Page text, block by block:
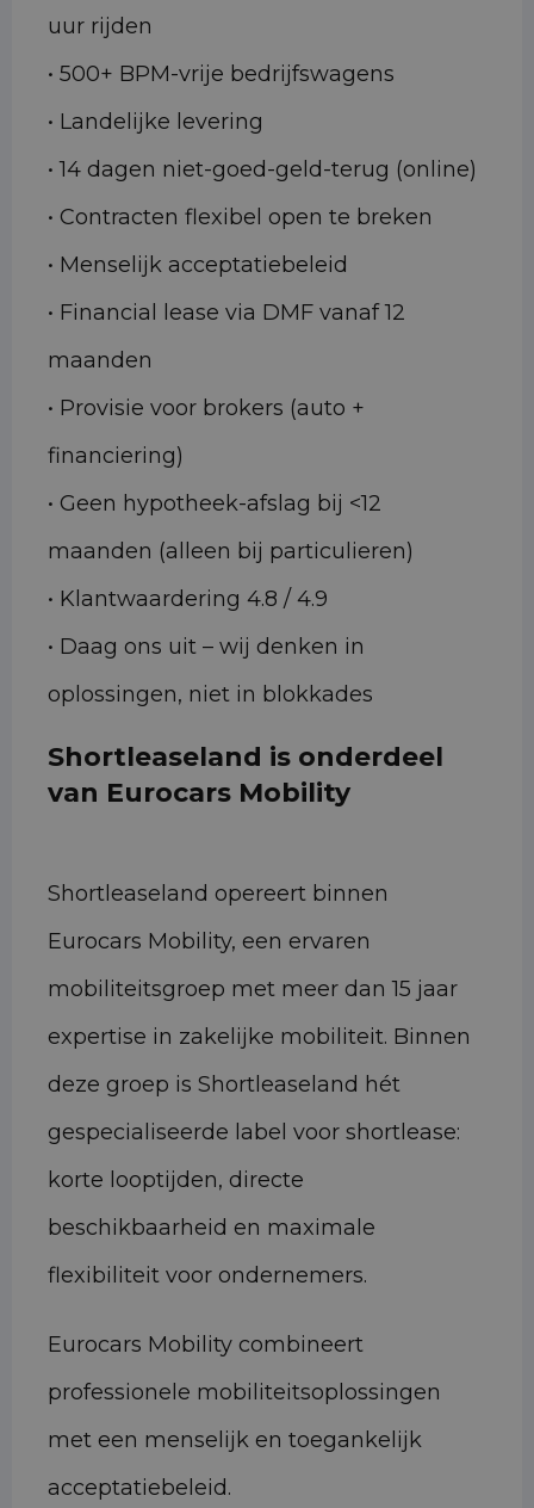
uur rijden
• 500+ BPM-vrije bedrijfswagens
• Landelijke levering
• 14 dagen niet-goed-geld-terug (online)
• Contracten flexibel open te breken
• Menselijk acceptatiebeleid
• Financial lease via DMF vanaf 12
maanden
• Provisie voor brokers (auto +
financiering)
• Geen hypotheek-afslag bij <12
maanden (alleen bij particulieren)
• Klantwaardering 4.8 / 4.9
• Daag ons uit – wij denken in
oplossingen, niet in blokkades
Shortleaseland is onderdeel
van Eurocars Mobility
Shortleaseland opereert binnen
Eurocars Mobility, een ervaren
mobiliteitsgroep met meer dan 15 jaar
expertise in zakelijke mobiliteit. Binnen
deze groep is Shortleaseland hét
gespecialiseerde label voor shortlease:
korte looptijden, directe
beschikbaarheid en maximale
flexibiliteit voor ondernemers.
Eurocars Mobility combineert
professionele mobiliteitsoplossingen
met een menselijk en toegankelijk
acceptatiebeleid.